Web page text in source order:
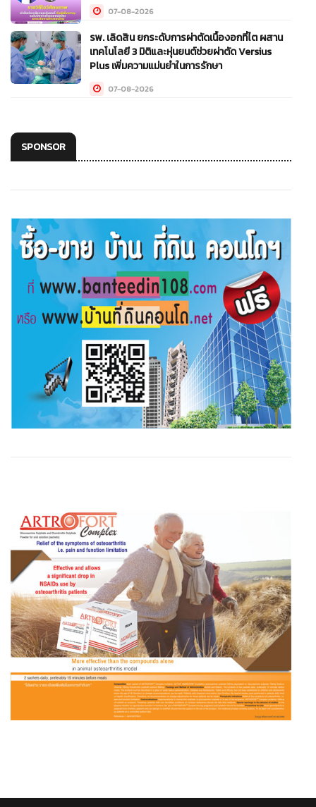
07-08-2026
รพ. เลิดสิน ยกระดับการผ่าตัดเนื้องอกที่ไต ผสาน
เทคโนโลยี 3 มิติและหุ่นยนต์ช่วยผ่าตัด Versius
Plus เพิ่มความแม่นยำในการรักษา
07-08-2026
SPONSOR